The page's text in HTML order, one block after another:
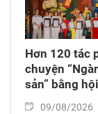
Hơn 120 tác
chuyện
sản” bằng
09/08/2026